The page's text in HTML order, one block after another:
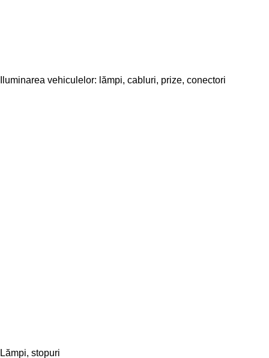
Iluminarea vehiculelor: lămpi, cabluri, prize, conectori
Lămpi, stopuri